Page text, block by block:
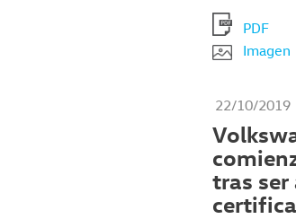
PDF
Imagen
22/10/2019
tras